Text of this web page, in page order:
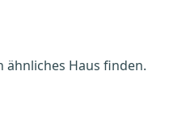
ähnliches Haus finden.